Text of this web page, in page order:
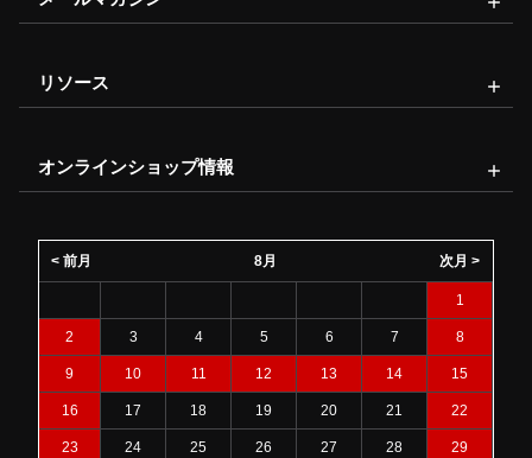
リソース
オンラインショップ情報
8月
< 前月 次月 >
1
2 3 4 5 6 7 8
9 10 11 12 13 14 15
16 17 18 19 20 21 22
23 24 25 26 27 28 29